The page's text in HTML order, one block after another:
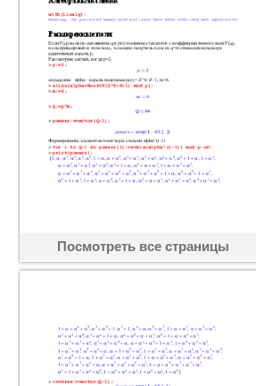
Посмотреть все страницы